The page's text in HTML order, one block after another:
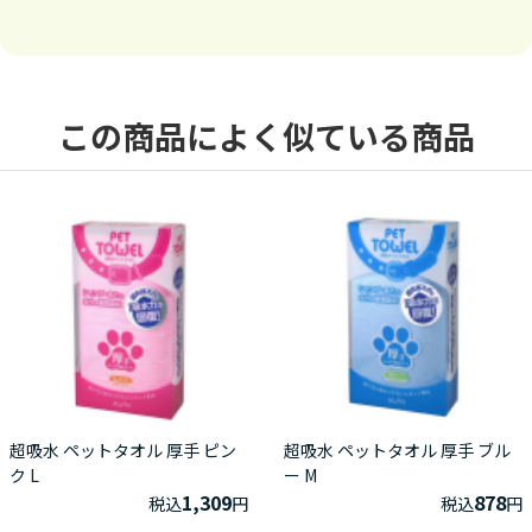
この商品によく似ている商品
超吸水 ペットタオル 厚手 ピン
ク L
税込1,309円
超吸水 ペットタオル 厚手 ブル
ー M
税込878円